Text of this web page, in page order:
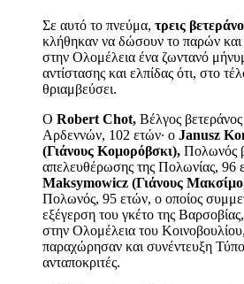
Σε αυτό το πνεύμα, τρεις
κλήθηκαν να δώσουν το παρών
στην Ολομέλεια ένα ζωντανό
αντίστασης και ελπίδας ότι, στο
θριαμβεύσει.
Ο Robert Chot, Βέλγος
Αρδεννών, 102 ετών· ο Janusz
(Γιάνους Κομορόβσκι), Πολωνός
απελευθέρωσης της Πολωνίας, 96
Maksymowicz (Γιάνους
Πολωνός, 95 ετών, ο οποίος
εξέγερση του γκέτο της
στην Ολομέλεια του
παραχώρησαν και συνέντευξη
ανταποκριτές.